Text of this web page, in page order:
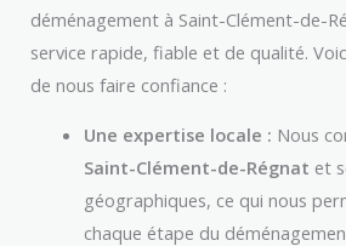
déménagement à Saint-Clément-de-
service rapide, fiable et de qualité.
de nous faire confiance :
Une expertise locale : Nous
Saint-Clément-de-Régnat et
géographiques, ce qui nous
chaque étape du